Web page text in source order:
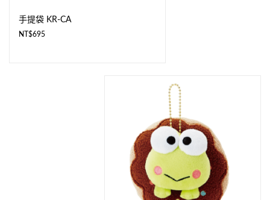
手提袋 KR-CA
NT$695